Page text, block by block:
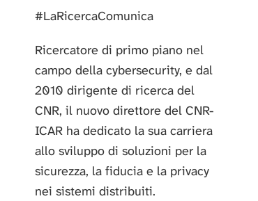
#LaRicercaComunica
Ricercatore di primo piano nel
campo della cybersecurity, e dal
2010 dirigente di ricerca del
CNR, il nuovo direttore del CNR-
ICAR ha dedicato la sua carriera
allo sviluppo di soluzioni per la
sicurezza, la fiducia e la privacy
nei sistemi distribuiti.